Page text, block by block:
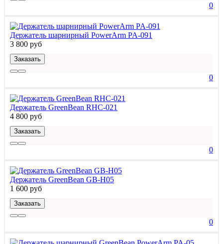
0
Держатель шарнирный PowerArm PA-091
3 800 руб
Заказать
0
Держатель GreenBean RHC-021
4 800 руб
Заказать
0
Держатель GreenBean GB-H05
1 600 руб
Заказать
0